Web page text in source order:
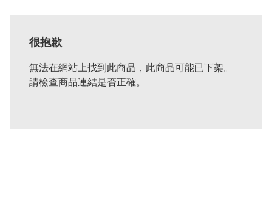
很抱歉
無法在網站上找到此商品，此商品可能已下架。
請檢查商品連結是否正確。